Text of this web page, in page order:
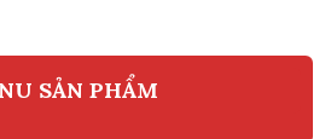
SẢN PHẨM